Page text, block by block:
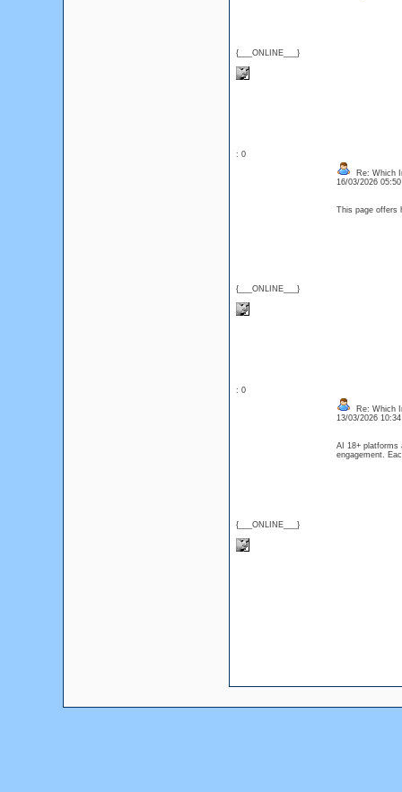
{___ONLINE___}
: 0
{___ONLINE___}
Re: Which
16/03/2026
This page offers
: 0
{___ONLINE___}
Re: Which
13/03/2026
AI 18+ platforms
engagement.